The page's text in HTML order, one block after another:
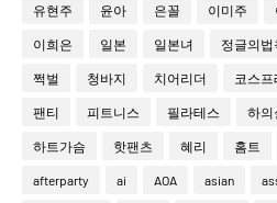
유현주 윤아 은꼴 이미주
이희은 일본 일본녀 정글의법
쩍벌 청바지 치어리더 코스프
팬티 피트니스 필라테스 하의
하트가슴 핫팬츠 혜리 홈트
afterparty ai AOA asian